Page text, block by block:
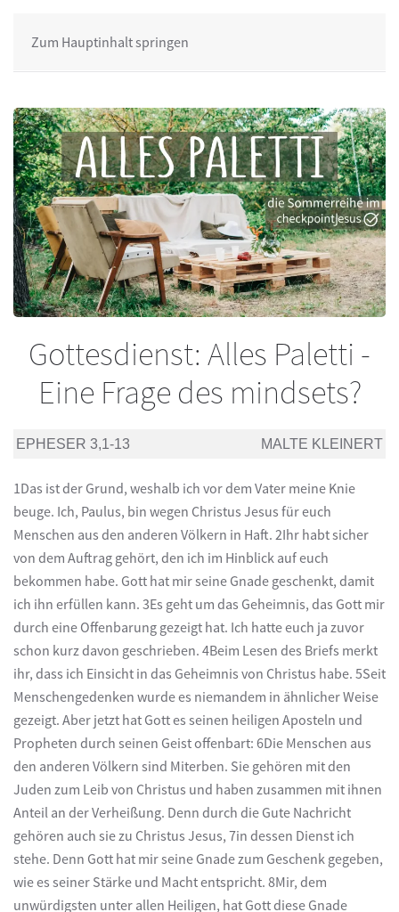
Zum Hauptinhalt springen
Gottesdienst: Alles Paletti -
Eine Frage des mindsets?
EPHESER 3,1-13 MALTE KLEINERT
1Das ist der Grund, weshalb ich vor dem Vater meine Knie
beuge. Ich, Paulus, bin wegen Christus Jesus für euch
Menschen aus den anderen Völkern in Haft. 2Ihr habt sicher
von dem Auftrag gehört, den ich im Hinblick auf euch
bekommen habe. Gott hat mir seine Gnade geschenkt, damit
ich ihn erfüllen kann. 3Es geht um das Geheimnis, das Gott mir
durch eine Offenbarung gezeigt hat. Ich hatte euch ja zuvor
schon kurz davon geschrieben. 4Beim Lesen des Briefs merkt
ihr, dass ich Einsicht in das Geheimnis von Christus habe. 5Seit
Menschengedenken wurde es niemandem in ähnlicher Weise
gezeigt. Aber jetzt hat Gott es seinen heiligen Aposteln und
Propheten durch seinen Geist offenbart: 6Die Menschen aus
den anderen Völkern sind Miterben. Sie gehören mit den
Juden zum Leib von Christus und haben zusammen mit ihnen
Anteil an der Verheißung. Denn durch die Gute Nachricht
gehören auch sie zu Christus Jesus, 7in dessen Dienst ich
stehe. Denn Gott hat mir seine Gnade zum Geschenk gegeben,
wie es seiner Stärke und Macht entspricht. 8Mir, dem
unwürdigsten unter allen Heiligen, hat Gott diese Gnade